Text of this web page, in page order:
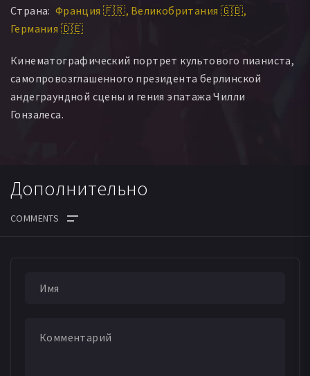
Страна: Франция 🇫🇷 Великобритания 🇬🇧
Германия 🇩🇪
Кинематографический портрет культового пианиста,
самопровозглашенного президента берлинской
андеграундной сцены и гения эпатажа Чилли
Гонзалеса.
Дополнительно